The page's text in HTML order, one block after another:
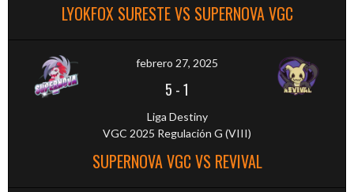
LYOKFOX SURESTE VS SUPERNOVA VGC
febrero 27, 2025
5 -1
Liga Destiny
VGC 2025 Regulación G (VIII)
SUPERNOVA VGC VS REVIVAL